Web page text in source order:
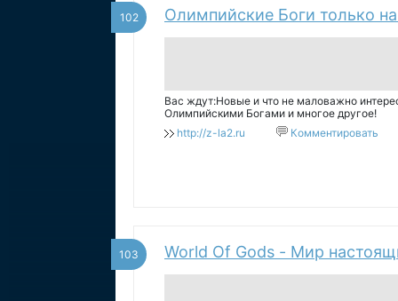
102 Олимпийские Боги только
Вас ждут:Новые и что не маловажно
Олимпийскими Богами и многое другое!
http://z-la2.ru
Комментировать
103 World Of Gods - Мир